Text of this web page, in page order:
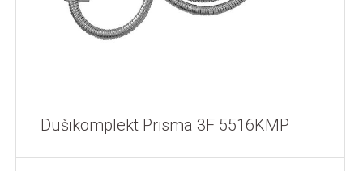
Dušikomplekt Prisma 3F 5516KMP